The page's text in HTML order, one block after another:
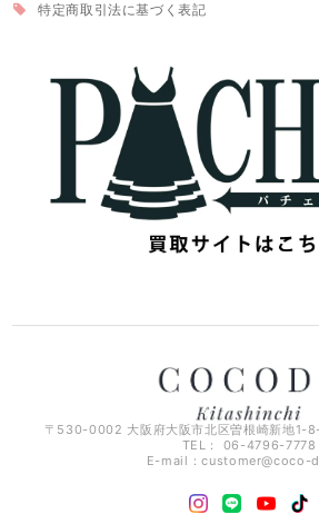
特定商取引法に基づく表記
〒530-0002 大阪府大阪市北区曽根崎新地1-
TEL： 06-4796-7778
E-mail：customer@coco-